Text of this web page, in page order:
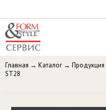
Главная → Каталог → Продукция
ST28